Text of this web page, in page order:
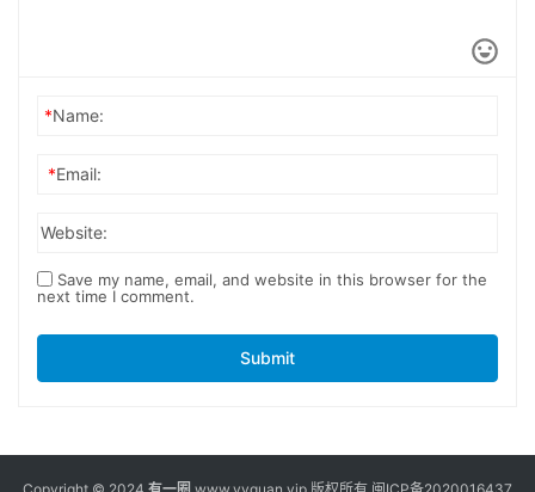
*Name:
*Email:
Website:
Save my name, email, and website in this browser for the
next time I comment.
Submit